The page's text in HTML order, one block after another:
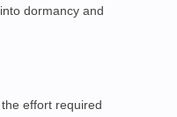
into dormancy and
the effort required